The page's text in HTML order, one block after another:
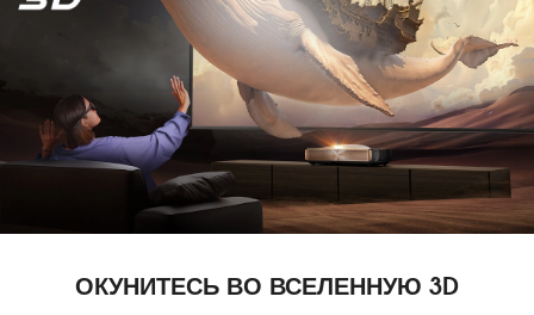
ОКУНИТЕСЬ ВО ВСЕЛЕННУЮ 3D